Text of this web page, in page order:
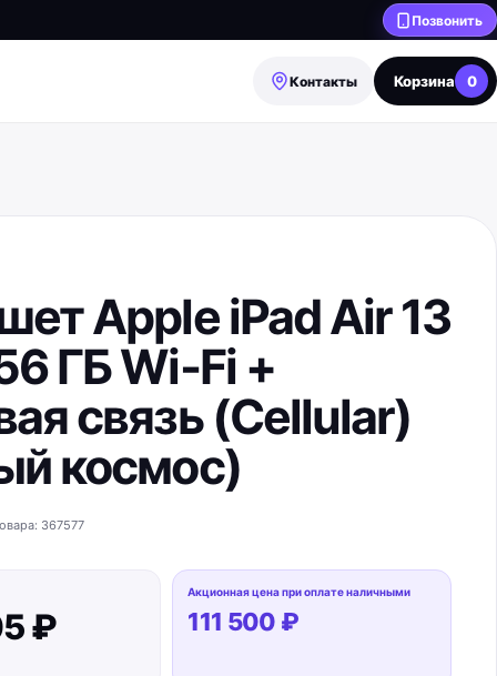
Позвонить
Контакты Корзина 0
Apple iPad Air 13
ГБ Wi-Fi +
связь (Cellular)
космос)
367577
₽
Акционная цена при оплате наличными
111 500 ₽